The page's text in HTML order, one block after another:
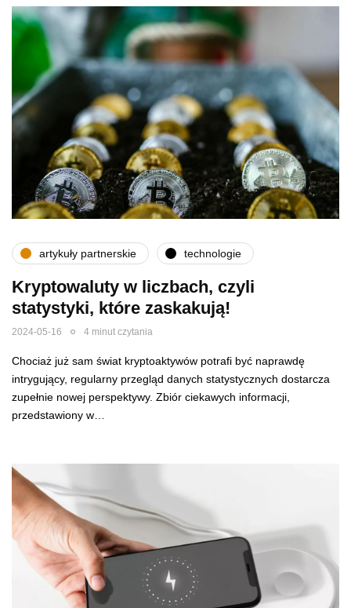
artykuły partnerskie technologie
Kryptowaluty w liczbach, czyli
statystyki, które zaskakują!
2024-05-16 4 minut czytania
Chociaż już sam świat kryptoaktywów potrafi być naprawdę
intrygujący, regularny przegląd danych statystycznych dostarcza
zupełnie nowej perspektywy. Zbiór ciekawych informacji,
przedstawiony w…